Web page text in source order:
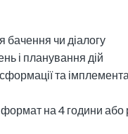
чи діалогу
і планування дій
та
на 4 години або